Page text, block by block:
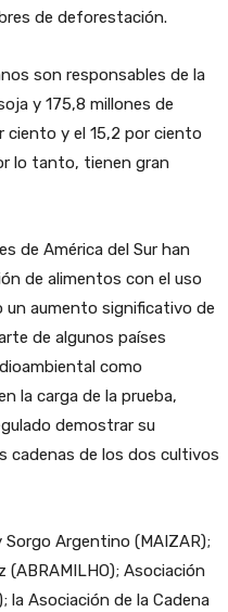
de deforestación.
son responsables de la
y 175,8 millones de
ciento y el 15,2 por ciento
lo tanto, tienen gran
de América del Sur han
de alimentos con el uso
un aumento significativo de
de algunos países
como
la carga de la prueba,
demostrar su
cadenas de los dos cultivos
Argentino (MAIZAR);
(ABRAMILHO); Asociación
la Asociación de la Cadena